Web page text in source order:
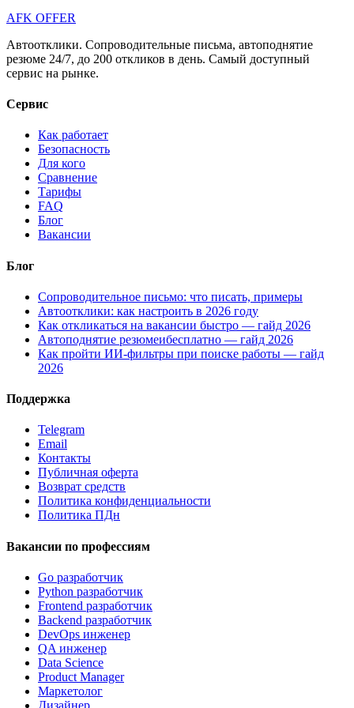
AFK OFFER
Автоотклики. Сопроводительные письма, автоподнятие
резюме 24/7, до 200 откликов в день. Самый доступный
сервис на рынке.
Сервис
Как работает
Безопасность
Для кого
Сравнение
Тарифы
FAQ
Блог
Вакансии
Блог
Сопроводительное письмо: что писать, примеры
Автоотклики: как настроить в 2026 году
Как откликаться на вакансии быстро — гайд 2026
Автоподнятие резюмеибесплатно — гайд 2026
Как пройти ИИ-фильтры при поиске работы — гайд
2026
Поддержка
Telegram
Email
Контакты
Публичная оферта
Возврат средств
Политика конфиденциальности
Политика ПДн
Вакансии по профессиям
Go разработчик
Python разработчик
Frontend разработчик
Backend разработчик
DevOps инженер
QA инженер
Data Science
Product Manager
Маркетолог
Дизайнер